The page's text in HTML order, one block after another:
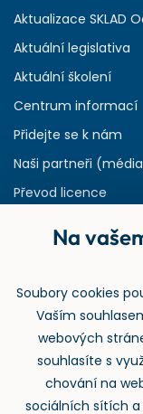
Aktualizace SKLAD
Aktuální legislativa
Aktuální školení
Centrum informací
Přidejte se k nám
Naši partneři
Převod licence
Rejstřík
Zpětný odběr
Na
Soubory cookies
Vaším
webových
souhlasíte s
chování na
sociálních sítích